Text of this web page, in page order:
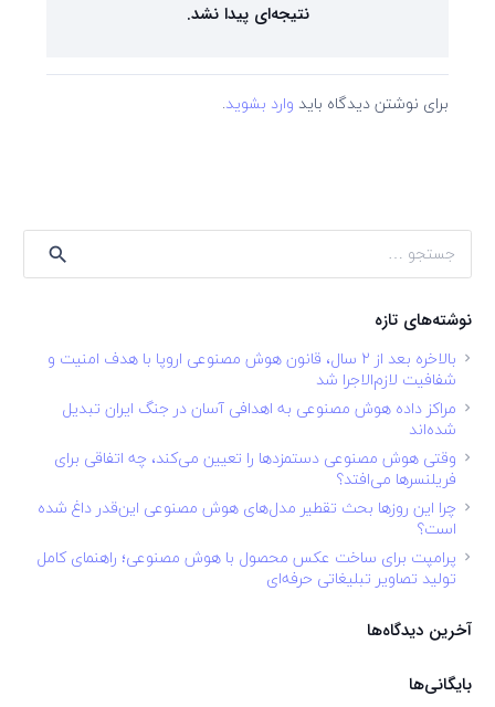
نتیجه‌ای پیدا نشد.
برای نوشتن دیدگاه باید وارد بشوید.
برای:
نوشته‌های تازه
بالاخره بعد از ۲ سال، قانون هوش مصنوعی اروپا با هدف امنیت و
شفافیت لازم‌الاجرا شد
مراکز داده هوش مصنوعی به اهدافی آسان در جنگ ایران تبدیل
شده‌اند
وقتی هوش مصنوعی دستمزدها را تعیین می‌کند، چه اتفاقی برای
فریلنسرها می‌افتد؟
چرا این روزها بحث تقطیر مدل‌های هوش مصنوعی این‌قدر داغ شده
است؟
پرامپت برای ساخت عکس محصول با هوش مصنوعی؛ راهنمای کامل
تولید تصاویر تبلیغاتی حرفه‌ای
آخرین دیدگاه‌ها
بایگانی‌ها